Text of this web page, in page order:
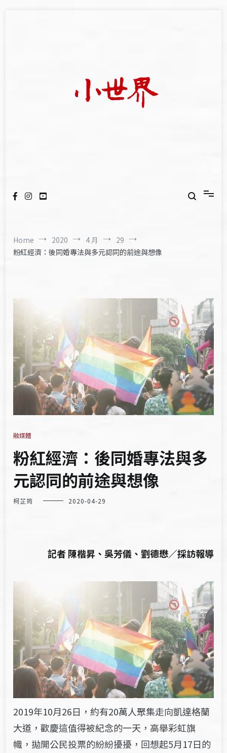
Home 2020 4 月
29
粉紅經濟：後同婚專法與多元認同的前途與想像
融媒體
粉紅經濟：後同婚專法與多
元認同的前途與想像
柯芷筠 2020-04-29
記者 陳楷昇、吳芳儀、劉德懋／採訪報導
2019年10月26日，約有20萬人聚集走向凱達格蘭
大道，歡慶這值得被紀念的一天，高舉彩虹旗
幟，拋開公民投票的紛紛擾擾，回想起5月17日的